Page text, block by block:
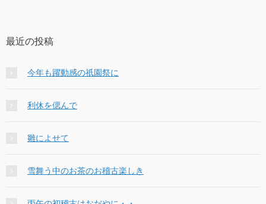
最近の投稿
今年も躍動感の祇園祭に
利休を偲んで
雛によせて
雪舞う中のお茶のお稽古楽しき